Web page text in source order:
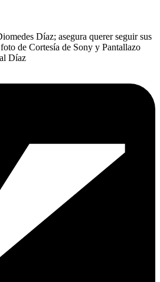
Díaz; asegura querer seguir sus
de Cortesía de Sony y Pantallazo
Díaz